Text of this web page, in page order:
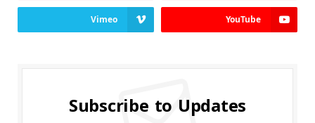
YouTube
Vimeo
Subscribe to Updates